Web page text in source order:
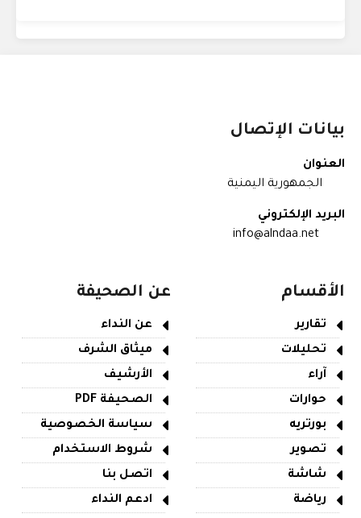
بيانات الإتصال
العنوان
الجمهورية اليمنية
البريد الإلكتروني
info@alndaa.net
الأقسام
تقارير
تحليلات
آراء
حوارات
بورتريه
تصوير
شاشة
رياضة
عن الصحيفة
عن النداء
ميثاق الشرف
الأرشيف
الصحيفة PDF
سياسة الخصوصية
شروط الاستخدام
اتصل بنا
ادعم النداء